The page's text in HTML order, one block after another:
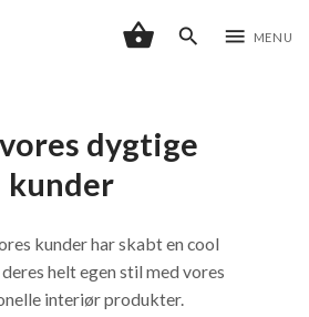
shopping_basket search menu MENU
dygtige
kunder
kunder har skabt en cool
helt egen stil med vores
interiør produkter.